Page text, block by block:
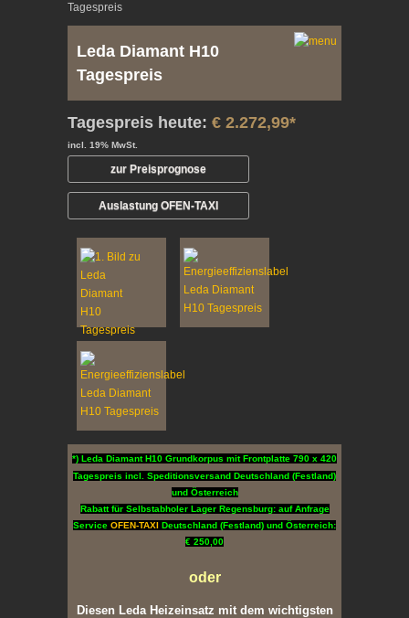
Tagespreis
Leda Diamant H10
Tagespreis
Tagespreis heute: € 2.272,99*
incl. 19% MwSt.
zur Preisprognose
Auslastung OFEN-TAXI
*) Leda Diamant H10 Grundkorpus mit Frontplatte 790 x 420
Tagespreis incl. Speditionsversand Deutschland (Festland)
und Österreich
Rabatt für Selbstabholer Lager Regensburg: auf Anfrage
Service OFEN-TAXI Deutschland (Festland) und Österreich:
€ 250,00
oder
Diesen Leda Heizeinsatz mit dem wichtigsten